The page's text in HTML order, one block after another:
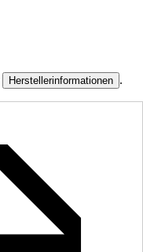
Herstellerinformationen .